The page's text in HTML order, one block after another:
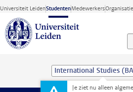
Ga direct naar de inhoud
Universiteit LeidenStudentenMedewerkers
International Studies
Je ziet nu alleen